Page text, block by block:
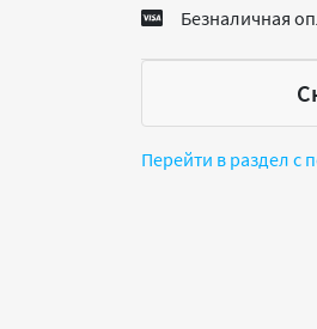
Безналичная
Перейти в раздел с